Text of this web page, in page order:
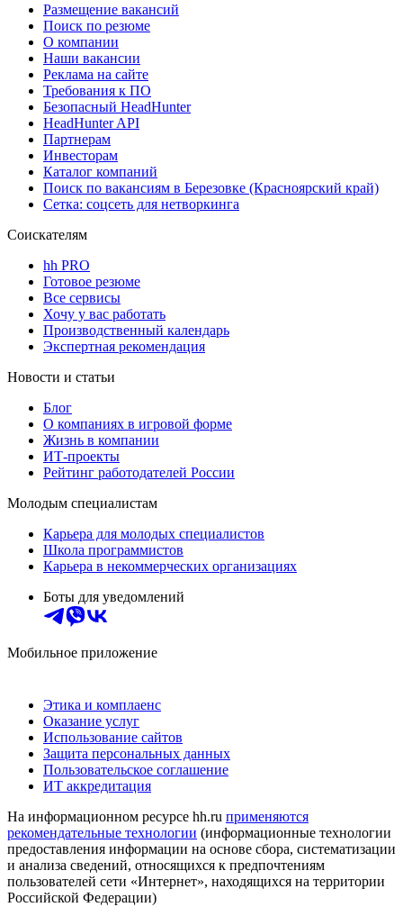
Размещение вакансий
Поиск по резюме
О компании
Наши вакансии
Реклама на сайте
Требования к ПО
Безопасный HeadHunter
HeadHunter API
Партнерам
Инвесторам
Каталог компаний
Поиск по вакансиям в Березовке (Красноярский край)
Сетка: соцсеть для нетворкинга
Соискателям
hh PRO
Готовое резюме
Все сервисы
Хочу у вас работать
Производственный календарь
Экспертная рекомендация
Новости и статьи
Блог
О компаниях в игровой форме
Жизнь в компании
ИТ-проекты
Рейтинг работодателей России
Молодым специалистам
Карьера для молодых специалистов
Школа программистов
Карьера в некоммерческих организациях
Боты для уведомлений
Мобильное приложение
Этика и комплаенс
Оказание услуг
Использование сайтов
Защита персональных данных
Пользовательское соглашение
ИТ аккредитация
На информационном ресурсе hh.ru применяются
рекомендательные технологии (информационные технологии
предоставления информации на основе сбора, систематизации
и анализа сведений, относящихся к предпочтениям
пользователей сети «Интернет», находящихся на территории
Российской Федерации)